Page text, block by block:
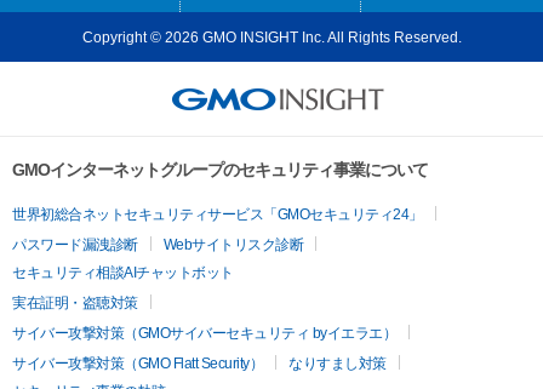
Copyright © 2026 GMO INSIGHT Inc. All Rights Reserved.
GMOインターネットグループのセキュリティ事業について
世界初総合ネットセキュリティサービス「GMOセキュリティ24」
パスワード漏洩診断
Webサイトリスク診断
セキュリティ相談AIチャットボット
実在証明・盗聴対策
サイバー攻撃対策（GMOサイバーセキュリティ byイエラエ）
サイバー攻撃対策（GMO Flatt Security）
なりすまし対策